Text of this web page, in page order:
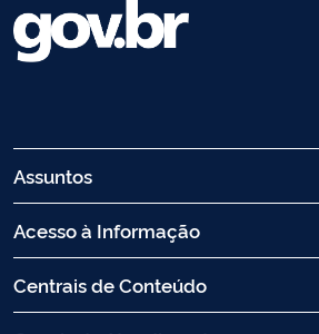
Assuntos
Acesso à Informação
Centrais de Conteúdo